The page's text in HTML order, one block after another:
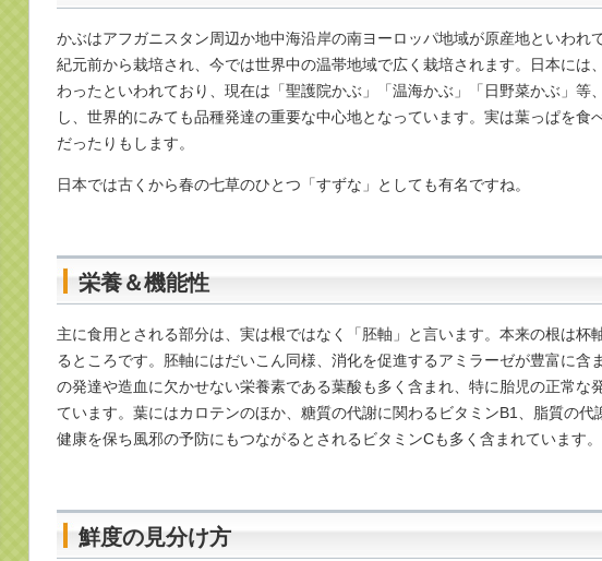
かぶはアフガニスタン周辺か地中海沿岸の南ヨーロッパ地域が原産地といわれ
紀元前から栽培され、今では世界中の温帯地域で広く栽培されます。日本には
わったといわれており、現在は「聖護院かぶ」「温海かぶ」「日野菜かぶ」等
し、世界的にみても品種発達の重要な中心地となっています。実は葉っぱを食
だったりもします。
日本では古くから春の七草のひとつ「すずな」としても有名ですね。
栄養＆機能性
主に食用とされる部分は、実は根ではなく「胚軸」と言います。本来の根は杯
るところです。胚軸にはだいこん同様、消化を促進するアミラーゼが豊富に含
の発達や造血に欠かせない栄養素である葉酸も多く含まれ、特に胎児の正常な
ています。葉にはカロテンのほか、糖質の代謝に関わるビタミンB1、脂質の代
健康を保ち風邪の予防にもつながるとされるビタミンCも多く含まれています。
鮮度の見分け方